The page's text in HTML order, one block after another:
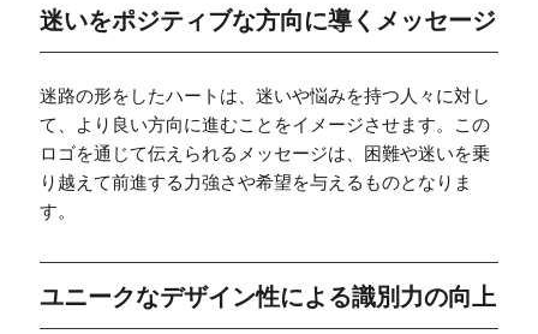
迷いをポジティブな方向に導くメッセージ
迷路の形をしたハートは、迷いや悩みを持つ人々に対し
て、より良い方向に進むことをイメージさせます。この
ロゴを通じて伝えられるメッセージは、困難や迷いを乗
り越えて前進する力強さや希望を与えるものとなりま
す。
ユニークなデザイン性による識別力の向上